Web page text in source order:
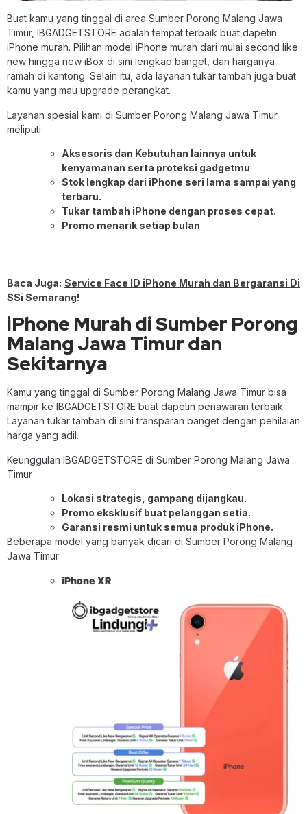
Buat kamu yang tinggal di area Sumber Porong Malang Jawa
Timur, IBGADGETSTORE adalah tempat terbaik buat dapetin
iPhone murah. Pilihan model iPhone murah dari mulai second like
new hingga new iBox di sini lengkap banget, dan harganya
ramah di kantong. Selain itu, ada layanan tukar tambah juga buat
kamu yang mau upgrade perangkat.
Layanan spesial kami di Sumber Porong Malang Jawa Timur
meliputi:
Aksesoris dan Kebutuhan lainnya untuk
kenyamanan serta proteksi gadgetmu
Stok lengkap dari iPhone seri lama sampai yang
terbaru.
Tukar tambah iPhone dengan proses cepat.
Promo menarik setiap bulan.
Baca Juga: Service Face ID iPhone Murah dan Bergaransi Di
SSi Semarang!
iPhone Murah di Sumber Porong
Malang Jawa Timur dan
Sekitarnya
Kamu yang tinggal di Sumber Porong Malang Jawa Timur bisa
mampir ke IBGADGETSTORE buat dapetin penawaran terbaik.
Layanan tukar tambah di sini transparan banget dengan penilaian
harga yang adil.
Keunggulan IBGADGETSTORE di Sumber Porong Malang Jawa
Timur
Lokasi strategis, gampang dijangkau.
Promo eksklusif buat pelanggan setia.
Garansi resmi untuk semua produk iPhone.
Beberapa model yang banyak dicari di Sumber Porong Malang
Jawa Timur:
iPhone XR